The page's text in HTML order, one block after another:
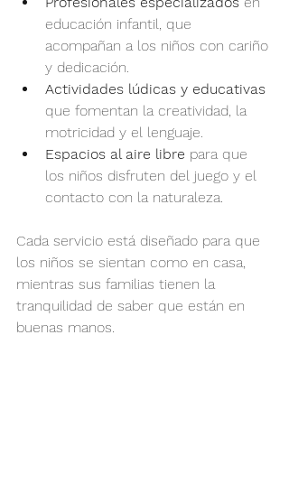
educación infantil, que
acompañan a los niños con cariño
y dedicación.
Actividades lúdicas y educativas
que fomentan la creatividad, la
motricidad y el lenguaje.
Espacios al aire libre para que
los niños disfruten del juego y el
contacto con la naturaleza.
Cada servicio está diseñado para que
los niños se sientan como en casa,
mientras sus familias tienen la
tranquilidad de saber que están en
buenas manos.